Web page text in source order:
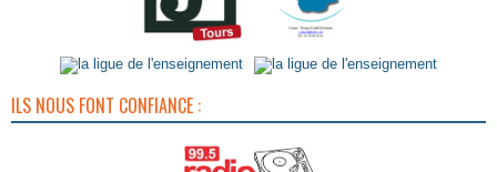
ILS NOUS FONT CONFIANCE :